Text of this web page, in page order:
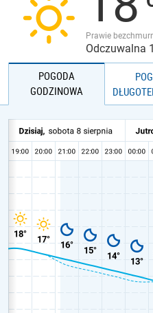
Prawie
Odczuwalna
POGODA
GODZINOWA